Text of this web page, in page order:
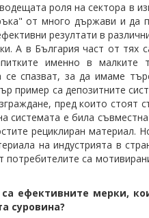
роля на сектора в
от много държави и да
резултати в
А в България част от тях
именно в малките
спазват, за да имаме
пример са депозитните
пред които стоят
системата е била
рециклиран материал.
на индустрията в
са
са ефективните мерки,
суровина?